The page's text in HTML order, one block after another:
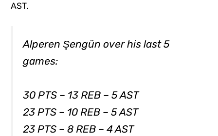
AST.
Alperen Şengün over his last 5
games:
30 PTS – 13 REB – 5 AST
23 PTS – 10 REB – 5 AST
23 PTS – 8 REB – 4 AST